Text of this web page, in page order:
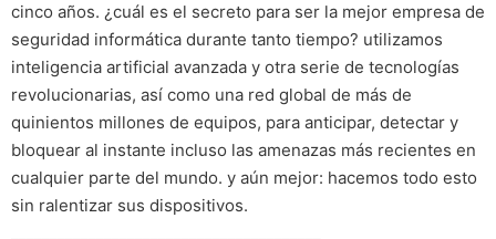
cinco años. ¿cuál es el secreto para ser la mejor empresa de
seguridad informática durante tanto tiempo? utilizamos
inteligencia artificial avanzada y otra serie de tecnologías
revolucionarias, así como una red global de más de
quinientos millones de equipos, para anticipar, detectar y
bloquear al instante incluso las amenazas más recientes en
cualquier parte del mundo. y aún mejor: hacemos todo esto
sin ralentizar sus dispositivos.